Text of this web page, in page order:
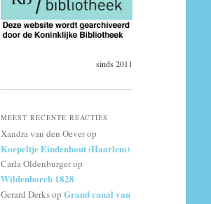
sinds 2011
MEEST RECENTE REACTIES
Xandra van den Oeverop
Koepeltje Eindenhout (Haarlem)
Carla Oldenburgerop
Wildenborch 1828
Gerard Derksop Grand canal van